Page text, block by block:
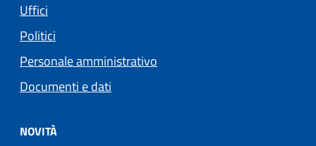
Uffici
Politici
Personale amministrativo
Documenti e dati
NOVITÀ